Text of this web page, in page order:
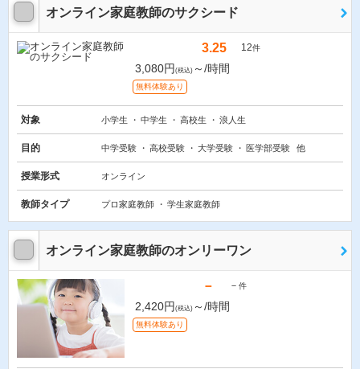
オンライン家庭教師のサクシード
3.25 12件
3,080円 (税込) ～/時間
無料体験あり
対象 小学生 中学生 高校生 浪人生
目的 中学受験 高校受験 大学受験 医学部受験 他
授業形式 オンライン
教師タイプ プロ家庭教師 学生家庭教師
オンライン家庭教師のオンリーワン
－ － 件
2,420円 (税込) ～/時間
無料体験あり